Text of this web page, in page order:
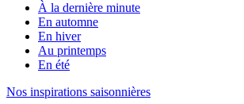
À la dernière minute
En automne
En hiver
Au printemps
En été
Nos inspirations saisonnières